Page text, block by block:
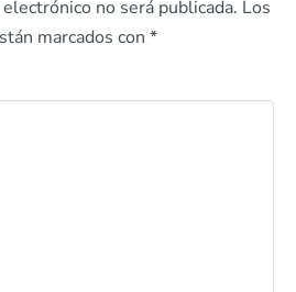
no será publicada. Los
marcados con *